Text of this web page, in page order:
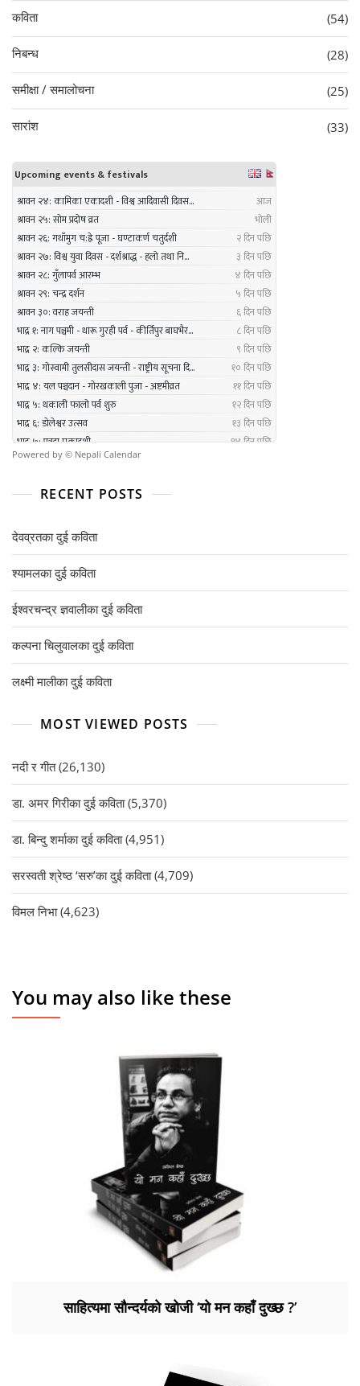
कविता (54)
निबन्ध (28)
समीक्षा / समालोचना (25)
सारांश (33)
Powered by © Nepali Calendar
RECENT POSTS
देवव्रतका दुई कविता
श्यामलका दुई कविता
ईश्वरचन्द्र ज्ञवालीका दुई कविता
कल्पना चिलुवालका दुई कविता
लक्ष्मी मालीका दुई कविता
MOST VIEWED POSTS
नदी र गीत (26,130)
डा. अमर गिरीका दुई कविता (5,370)
डा. बिन्दु शर्माका दुई कविता (4,951)
सरस्वती श्रेष्ठ ‘सरु’का दुई कविता (4,709)
विमल निभा (4,623)
You may also like these
साहित्यमा सौन्दर्यको खोजी ‘यो मन कहाँ दुख्छ ?’